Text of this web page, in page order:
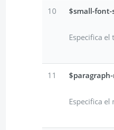
10 $small-font-
Especifica
11
Especifica